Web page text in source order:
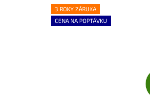
3 ROKY ZÁRUKA
CENA NA POPTÁVKU